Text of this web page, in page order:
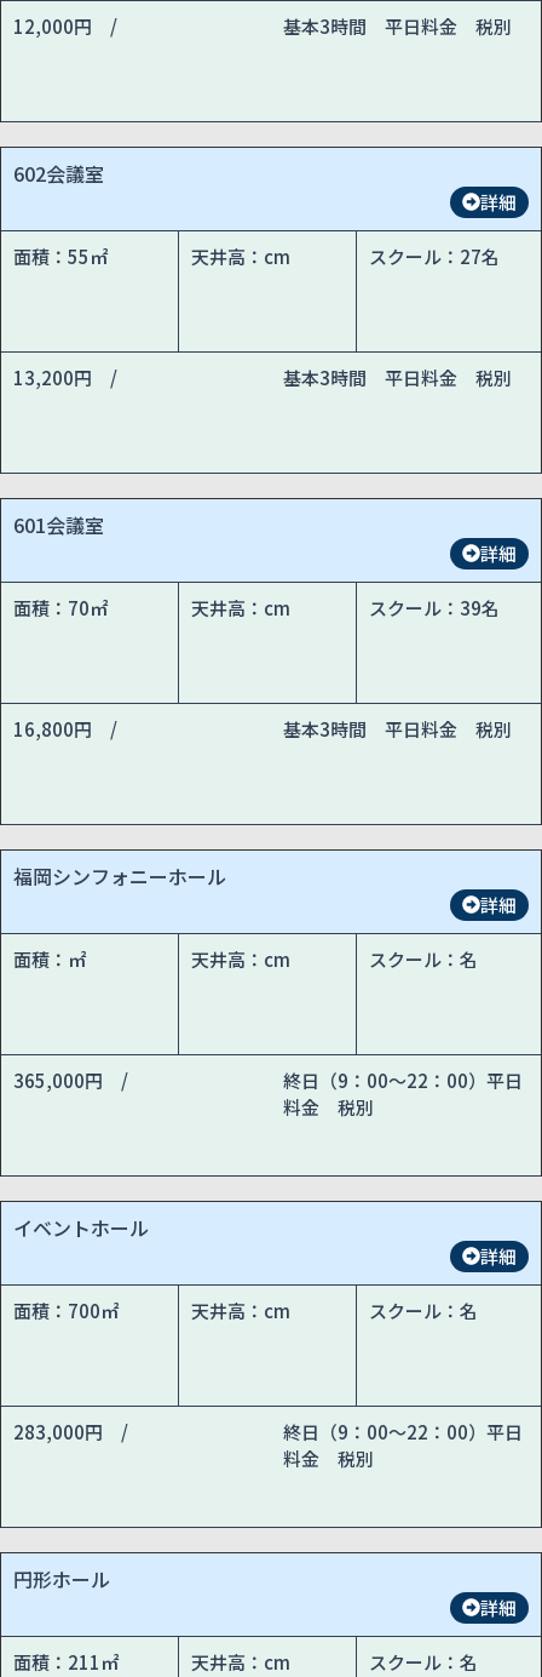
12,000円 / 基本3時間 平日料金 税別
602会議室
詳細
面積：55㎡ 天井高：cm スクール：27名
13,200円 / 基本3時間 平日料金 税別
601会議室
詳細
面積：70㎡ 天井高：cm スクール：39名
16,800円 / 基本3時間 平日料金 税別
福岡シンフォニーホール
詳細
面積：㎡ 天井高：cm スクール：名
365,000円 /
終日（9：00～22：00）平日
料金 税別
イベントホール
詳細
面積：700㎡ 天井高：cm スクール：名
283,000円 /
終日（9：00～22：00）平日
料金 税別
円形ホール
詳細
面積：211㎡ 天井高：cm スクール：名